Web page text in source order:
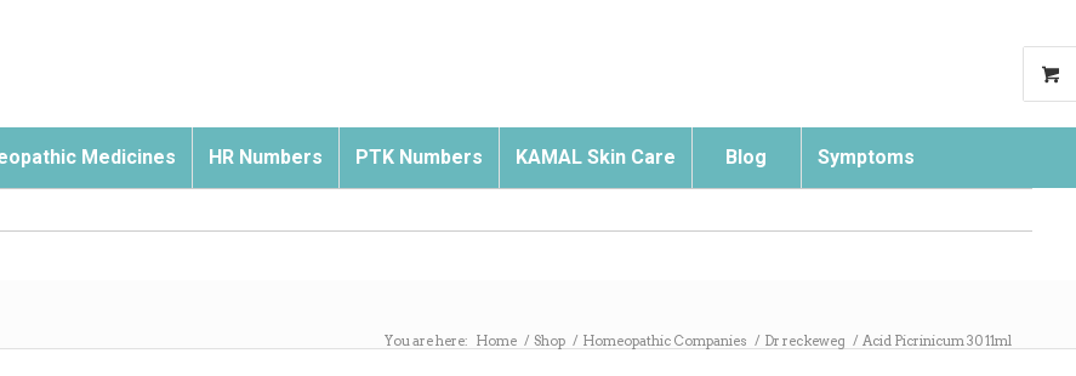
Medicines HR Numbers PTK Numbers KAMAL Skin Care Blog Symptoms
You are here: Home / Shop / Homeopathic Companies / Dr reckeweg / Acid Picrinicum 30 11ml